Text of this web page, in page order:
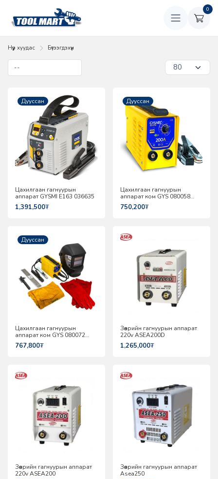
0
Нүүр хуудас Бүтээгдэхүүн
Дууссан
Цахилгаан гагнуурын
аппарат GYSMI E163 036635
1,391,500₮
Дууссан
Цахилгаан гагнуурын
аппарат ком GYS 080058
GYSARC 200
750,200₮
Дууссан
Цахилгаан гагнуурын
аппарат ком GYS 080072
GYSARC 160
767,800₮
Зөөврийн гагнуурын аппарат
220v ASEA200D
1,265,000₮
Зөөврийн гагнуурын аппарат
220v ASEA200
Зөөврийн гагнуурын аппарат
Asea250